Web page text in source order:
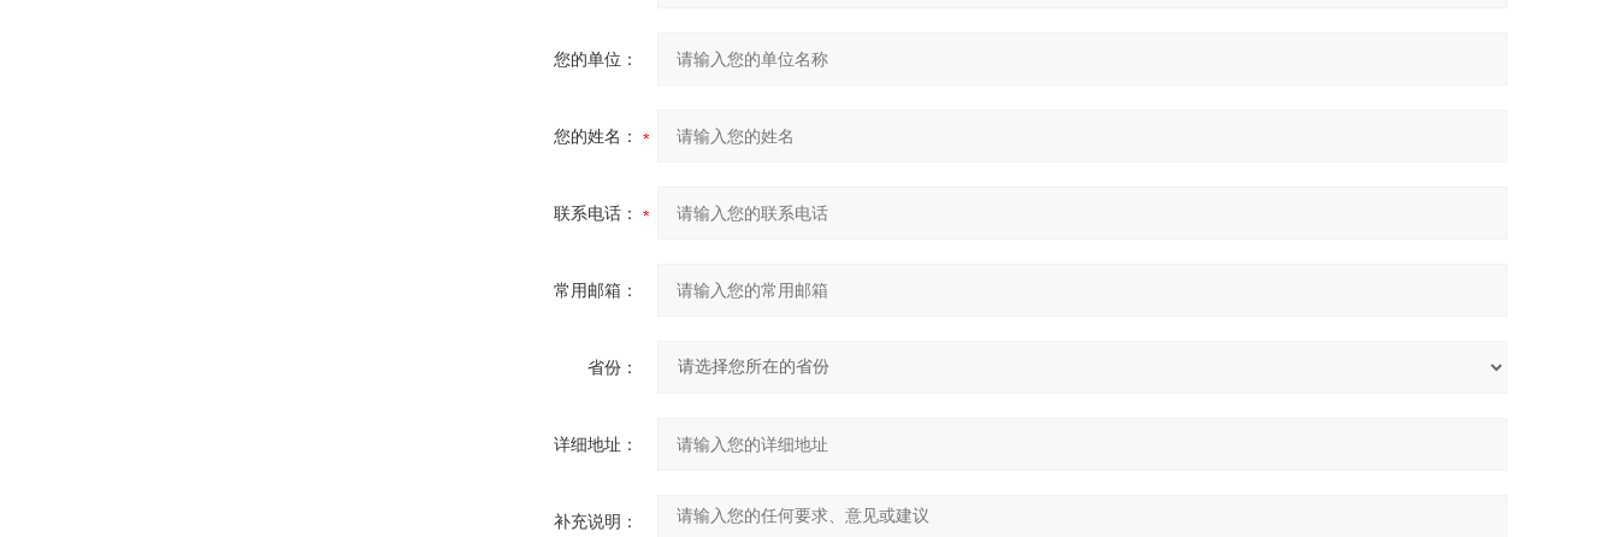
您的单位：
您的姓名：
联系电话：
常用邮箱：
省份：
详细地址：
补充说明：